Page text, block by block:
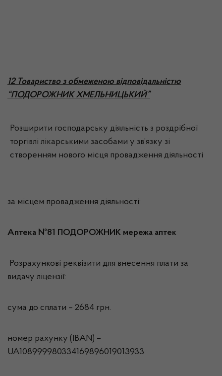
12 Товариство з обмеженою відповідальністю
“ПОДОРОЖНИК ХМЕЛЬНИЦЬКИЙ”
Розширити господарську діяльність з роздрібної
торгівлі лікарськими засобами у зв’язку зі
створенням нового місця провадження діяльності
за місцем провадження діяльності:
Аптека №81 ПОДОРОЖНИК мережа аптек
Розрахункові реквізити для внесення плати за
видачу ліцензії:
сума до сплати – 2684 грн.
номер рахунку (IBAN) –
UA108999980334169896019013933